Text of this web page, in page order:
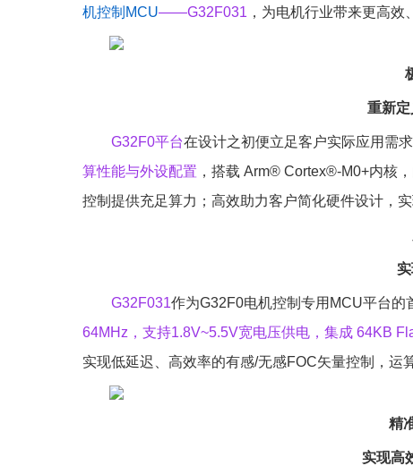
机控制 MCU——G32F031 ，为电机行业带来更高效
重新
G32F0平台在设计之初便立足客户实际应用需
算性能与外设配置 ，搭载 Arm® Cortex®-M0+内核
控制提供充足算力；高效助力客户简化硬件设计，实
G32F031作为G32F0电机控制专用MCU平台的
64MHz，支持1.8V~5.5V宽电压供电，集成 64KB
实现低延迟、高效率的有感/无感FOC矢量控制，运
精
实现高